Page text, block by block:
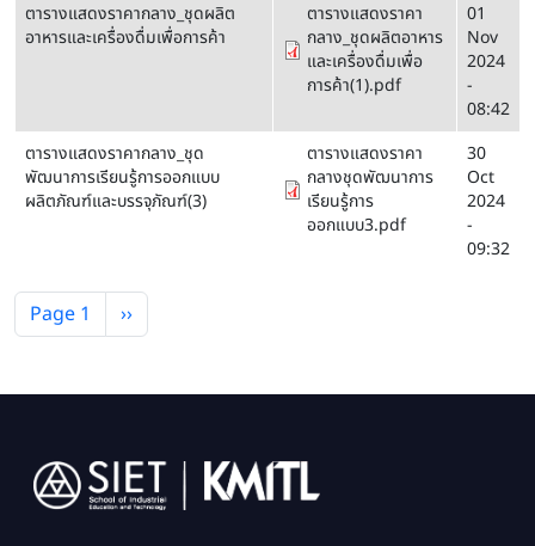
ตารางแสดงราคากลาง_ชุดผลิต
อาหารและเครื่องดื่มเพื่อการค้า
ตารางแสดงราคา
กลาง_ชุดผลิตอาหาร
และเครื่องดื่มเพื่อ
การค้า(1).pdf
01
Nov
2024
-
08:42
ตารางแสดงราคากลาง_ชุด
พัฒนาการเรียนรู้การออกแบบ
ผลิตภัณฑ์และบรรจุภัณฑ์(3)
ตารางแสดงราคา
กลางชุดพัฒนาการ
เรียนรู้การ
ออกแบบ3.pdf
30
Oct
2024
-
09:32
Pagination
Page 1 Next page
››
Image